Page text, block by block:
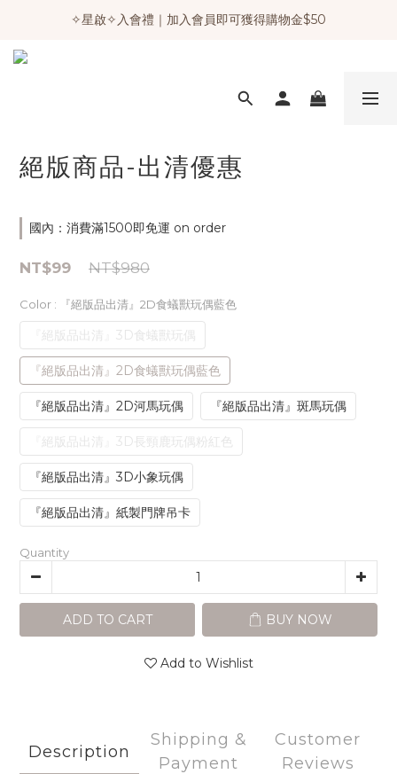
✧星啟✧入會禮｜加入會員即可獲得購物金$50
絕版商品-出清優惠
國內：消費滿1500即免運 on order
NT$980
NT$99
Color : 『絕版品出清』2D食蟻獸玩偶藍色
『絕版品出清』3D食蟻獸玩偶
『絕版品出清』2D食蟻獸玩偶藍色
『絕版品出清』2D河馬玩偶 『絕版品出清』斑馬玩偶
『絕版品出清』3D長頸鹿玩偶粉紅色
『絕版品出清』3D小象玩偶
『絕版品出清』紙製門牌吊卡
Quantity
ADD TO CART BUY NOW
Add to Wishlist
Description
Shipping &
Payment
Customer
Reviews